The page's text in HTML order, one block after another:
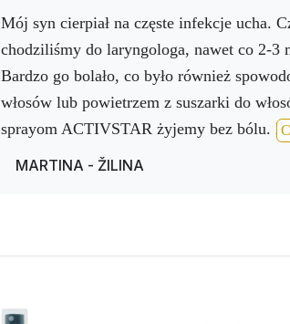
Mój syn cierpiał na częste infekcje ucha. Często
chodziliśmy do laryngologa, nawet co 2-3
Bardzo go bolało, co było również
włosów lub powietrzem z suszarki do
sprayom ACTIVSTAR żyjemy bez bólu.
się ból, który jest również ukłuciem w
Odporność wspieramy sprayem Activ 3,
Wszystkie wymienione produkty zostały
MARTINA - ŽILINA